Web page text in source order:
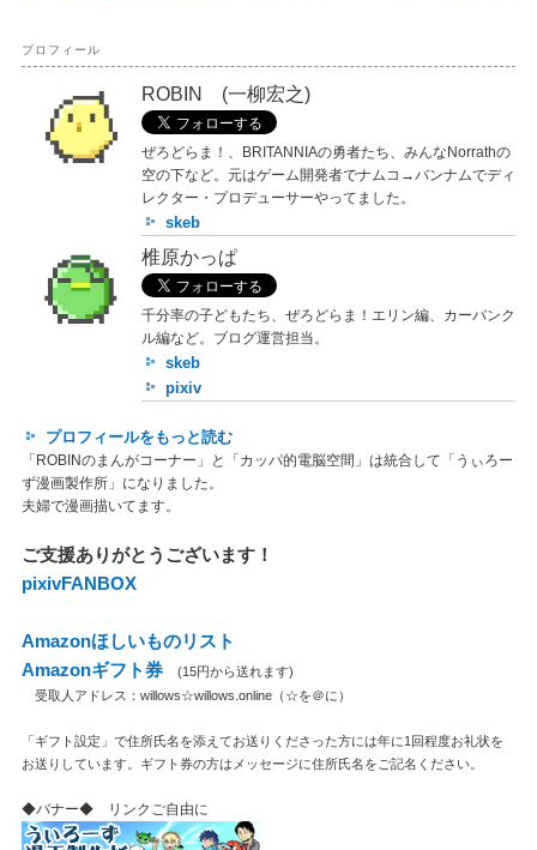
プロフィール
ROBIN (一柳宏之)
ぜろどらま！、BRITANNIAの勇者たち、みんなNorrathの
空の下など。元はゲーム開発者でナムコ→バンナムでディ
レクター・プロデューサーやってました。
skeb
椎原かっぱ
千分率の子どもたち、ぜろどらま！エリン編、カーバンク
ル編など。ブログ運営担当。
skeb
pixiv
プロフィールをもっと読む
「ROBINのまんがコーナー」と「カッパ的電脳空間」は統合して「うぃろー
ず漫画製作所」になりました。
夫婦で漫画描いてます。
ご支援ありがとうございます！
pixivFANBOX
Amazonほしいものリスト
Amazonギフト券
(15円から送れます)
受取人アドレス：willows☆willows.online（☆を＠に）
「ギフト設定」で住所氏名を添えてお送りくださった方には年に1回程度お礼状を
お送りしています。ギフト券の方はメッセージに住所氏名をご記名ください。
◆バナー◆ リンクご自由に